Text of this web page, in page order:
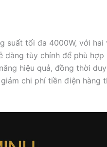
suất tối đa 4000W, với
tùy chỉnh để phù
hiệu quả, đồng thời
chi phí tiền điện hàng